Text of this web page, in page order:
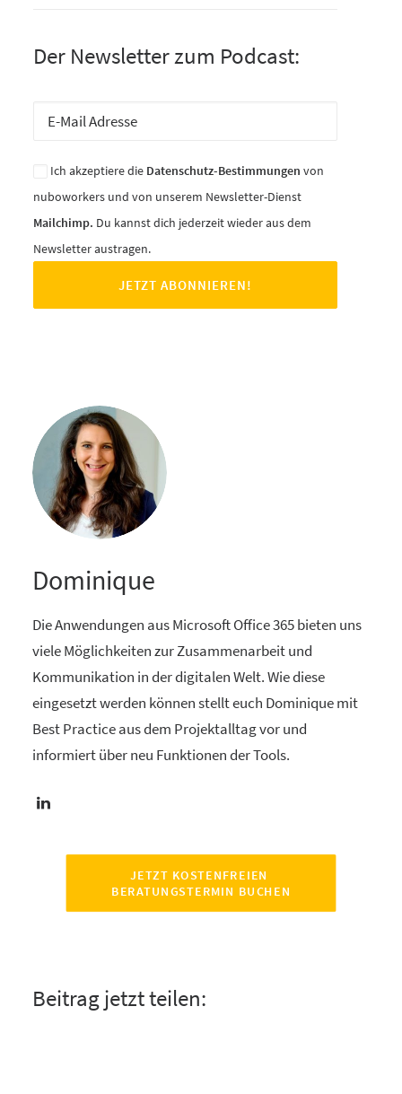
Der Newsletter zum Podcast:
Ich akzeptiere die Datenschutz-Bestimmungen von
nuboworkers und von unserem Newsletter-Dienst
Mailchimp. Du kannst dich jederzeit wieder aus dem
Newsletter austragen.
Dominique
Die Anwendungen aus Microsoft Office 365 bieten uns
viele Möglichkeiten zur Zusammenarbeit und
Kommunikation in der digitalen Welt. Wie diese
eingesetzt werden können stellt euch Dominique mit
Best Practice aus dem Projektalltag vor und
informiert über neu Funktionen der Tools.
JETZT KOSTENFREIEN
BERATUNGSTERMIN BUCHEN
Beitrag jetzt teilen: